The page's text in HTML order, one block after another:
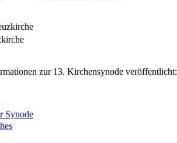
zur 13. Kirchensynode veröffentlicht:
Synode